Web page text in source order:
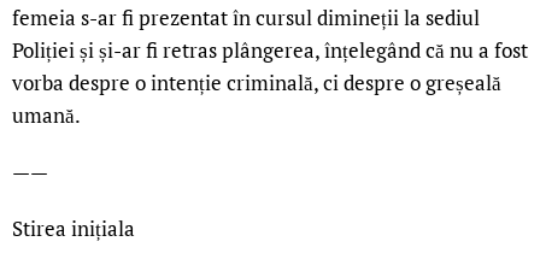
femeia s-ar fi prezentat în cursul dimineții la sediul
Poliției și și-ar fi retras plângerea, înțelegând că nu a fost
vorba despre o intenție criminală, ci despre o greșeală
umană.
——
Stirea inițiala